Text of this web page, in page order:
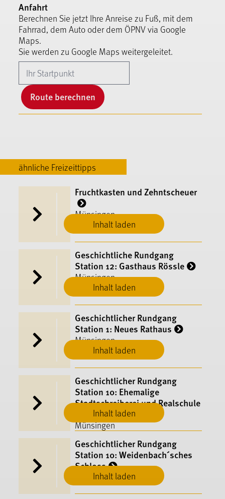
Anfahrt
Berechnen Sie jetzt Ihre Anreise zu Fuß, mit dem
Fahrrad, dem Auto oder dem ÖPNV via Google
Maps.
Sie werden zu Google Maps weitergeleitet.
Route berechnen
ähnliche Freizeittipps
Inhalt laden
Fruchtkasten und Zehntscheuer
Münsingen
Inhalt laden
Geschichtliche Rundgang
Station 12: Gasthaus Rössle
Münsingen
Inhalt laden
Geschichtlicher Rundgang
Station 1: Neues Rathaus
Münsingen
Inhalt laden
Geschichtlicher Rundgang
Station 10: Ehemalige
Stadtschreiberei und Realschule
Münsingen
Inhalt laden
Geschichtlicher Rundgang
Station 10: Weidenbach´sches
Schloss
Münsingen